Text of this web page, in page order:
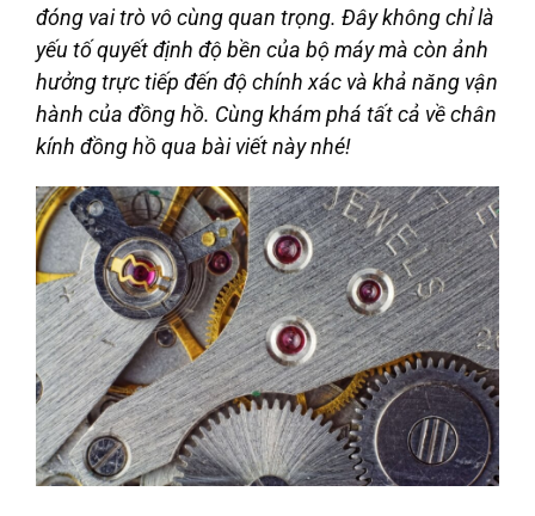
đóng vai trò vô cùng quan trọng. Đây không chỉ là
yếu tố quyết định độ bền của bộ máy mà còn ảnh
hưởng trực tiếp đến độ chính xác và khả năng vận
hành của đồng hồ. Cùng khám phá tất cả về chân
kính đồng hồ qua bài viết này nhé!